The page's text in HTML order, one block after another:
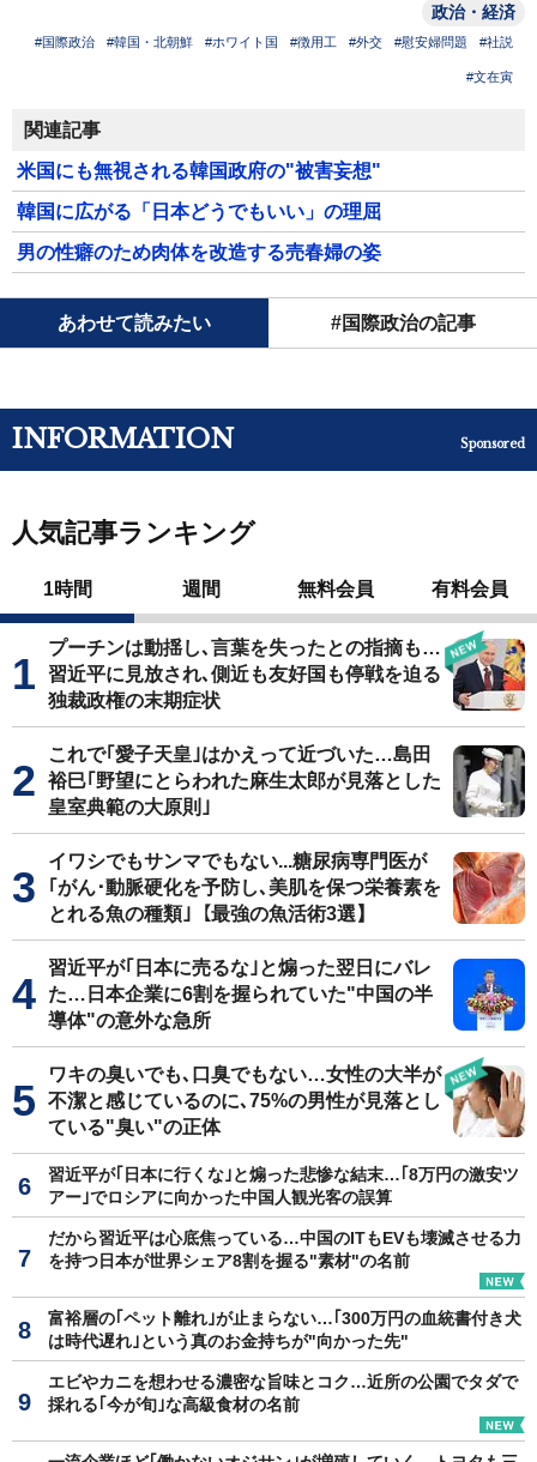
政治・経済
#国際政治 #韓国・北朝鮮 #ホワイト国 #徴用工 #外交 #慰安婦問題 #社説
#文在寅
関連記事
米国にも無視される韓国政府の"被害妄想"
韓国に広がる「日本どうでもいい」の理屈
男の性癖のため肉体を改造する売春婦の姿
あわせて読みたい #国際政治の記事
INFORMATION Sponsored
人気記事ランキング
1時間 週間 無料会員 有料会員
プーチンは動揺し､言葉を失ったとの指摘も…
習近平に見放され､側近も友好国も停戦を迫る
独裁政権の末期症状
これで｢愛子天皇｣はかえって近づいた…島田
裕巳｢野望にとらわれた麻生太郎が見落とした
皇室典範の大原則｣
イワシでもサンマでもない...糖尿病専門医が
｢がん･動脈硬化を予防し､美肌を保つ栄養素を
とれる魚の種類｣【最強の魚活術3選】
習近平が｢日本に売るな｣と煽った翌日にバレ
た…日本企業に6割を握られていた"中国の半
導体"の意外な急所
ワキの臭いでも､口臭でもない…女性の大半が
不潔と感じているのに､75%の男性が見落とし
ている"臭い"の正体
習近平が｢日本に行くな｣と煽った悲惨な結末…｢8万円の激安ツ
アー｣でロシアに向かった中国人観光客の誤算
だから習近平は心底焦っている…中国のITもEVも壊滅させる力
を持つ日本が世界シェア8割を握る"素材"の名前
富裕層の｢ペット離れ｣が止まらない…｢300万円の血統書付き犬
は時代遅れ｣という真のお金持ちが"向かった先"
エビやカニを想わせる濃密な旨味とコク…近所の公園でタダで
採れる｢今が旬｣な高級食材の名前